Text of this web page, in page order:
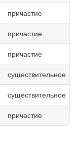
причастие
причастие
причастие
существительное
существительное
причастие